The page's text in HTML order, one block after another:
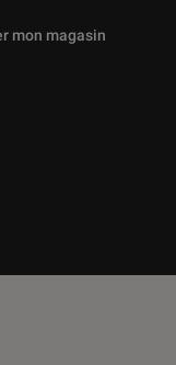
proposées
mon magasin